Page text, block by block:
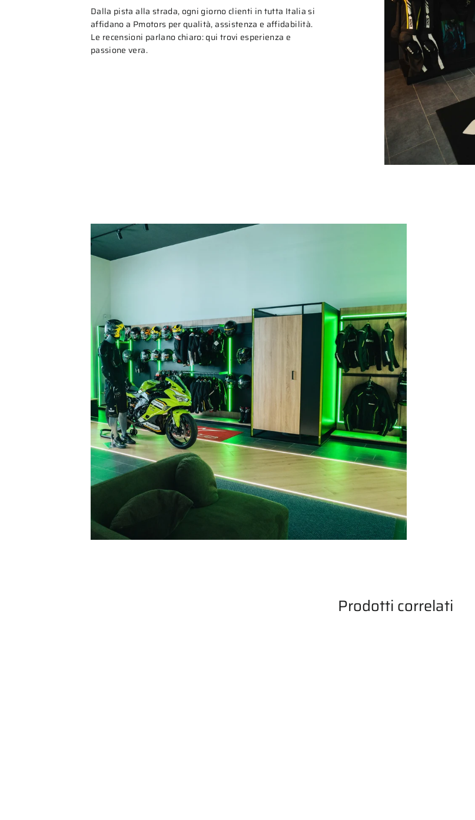
Dalla pista alla strada, ogni giorno clienti in tutta Italia si
affidano a Pmotors per qualità, assistenza e affidabilità.
Le recensioni parlano chiaro: qui trovi esperienza e
passione vera.
Prodotti correlati